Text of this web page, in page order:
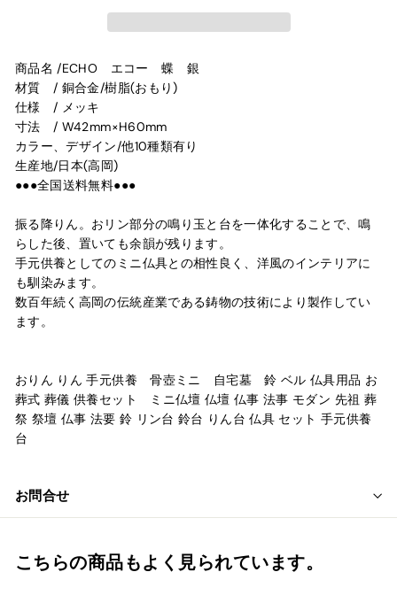
商品名 /ECHO エコー 蝶 銀
材質 / 銅合金/樹脂(おもり)
仕様 / メッキ
寸法 / W42mm×H60mm
カラー、デザイン/他10種類有り
生産地/日本(高岡)
●●●全国送料無料●●●
振る降りん。おリン部分の鳴り玉と台を一体化することで、鳴
らした後、置いても余韻が残ります。
手元供養としてのミニ仏具との相性良く、洋風のインテリアに
も馴染みます。
数百年続く高岡の伝統産業である鋳物の技術により製作してい
ます。
おりん りん 手元供養 骨壺ミニ 自宅墓 鈴 ベル 仏具用品 お
葬式 葬儀 供養セット ミニ仏壇 仏壇 仏事 法事 モダン 先祖 葬
祭 祭壇 仏事 法要 鈴 リン台 鈴台 りん台 仏具 セット 手元供養
台
お問合せ
こちらの商品もよく見られています。